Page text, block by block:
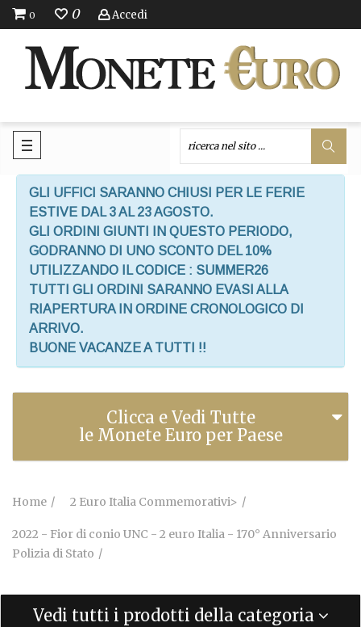
0 0 Accedi
GLI UFFICI SARANNO CHIUSI PER LE FERIE
ESTIVE DAL 3 AL 23 AGOSTO.
GLI ORDINI GIUNTI IN QUESTO PERIODO,
GODRANNO DI UNO SCONTO DEL 10%
UTILIZZANDO IL CODICE : SUMMER26
TUTTI GLI ORDINI SARANNO EVASI ALLA
RIAPERTURA IN ORDINE CRONOLOGICO DI
ARRIVO.
BUONE VACANZE A TUTTI !!
Clicca e Vedi Tutte
le Monete Euro per Paese
Home 2 Euro Italia Commemorativi>
2022 - Fior di conio UNC - 2 euro Italia - 170° Anniversario
Polizia di Stato
Vedi tutti i prodotti della categoria